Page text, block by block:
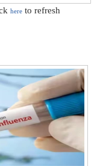
here to refresh